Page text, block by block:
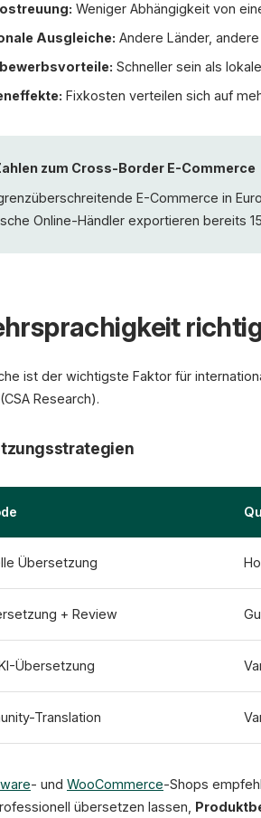
Weniger Abhängigkeit von
Ausgleiche: Andere Länder,
Schneller sein als
Fixkosten verteilen sich auf
zum Cross-Border E-Commerce
E-Commerce in
Online-Händler exportieren bereits
ist der wichtigste Faktor für
Research).
Übersetzung
+ Review
Übersetzung
Translation
- und WooCommerce-Shops
übersetzen lassen,